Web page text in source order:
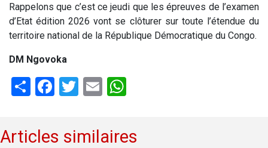
Rappelons que c’est ce jeudi que les épreuves de l’examen
d’Etat édition 2026 vont se clôturer sur toute l’étendue du
territoire national de la République Démocratique du Congo.
DM Ngovoka
ShareFacebook
Twitter
Email
Articles similaires